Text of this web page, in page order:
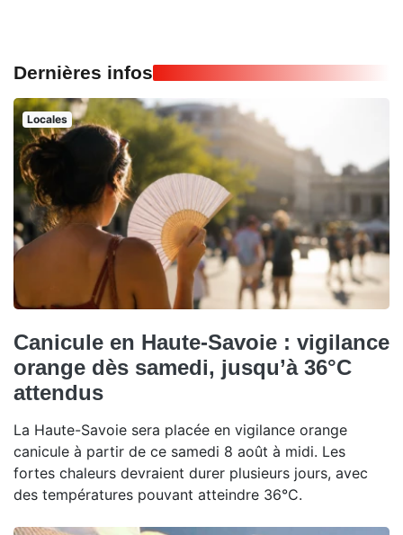
Dernières infos
Locales
Canicule en Haute-Savoie : vigilance
orange dès samedi, jusqu’à 36°C
attendus
La Haute-Savoie sera placée en vigilance orange
canicule à partir de ce samedi 8 août à midi. Les
fortes chaleurs devraient durer plusieurs jours, avec
des températures pouvant atteindre 36°C.